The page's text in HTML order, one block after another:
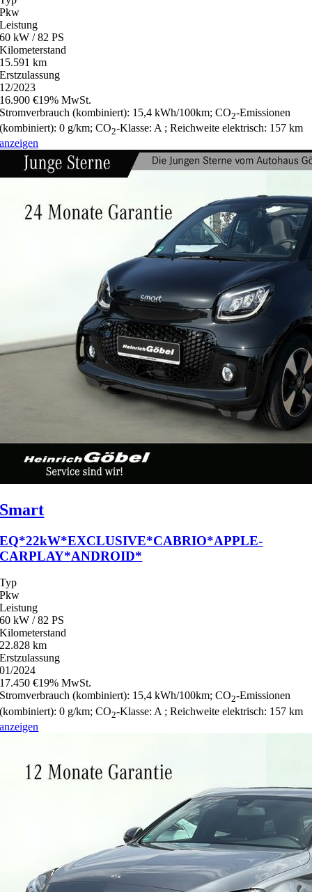
Pkw
Leistung
60 kW / 82 PS
Kilometerstand
15.591 km
Erstzulassung
12/2023
16.900 €19% MwSt.
Stromverbrauch (kombiniert): 15,4 kWh/100km;CO2-Emissionen
(kombiniert):0 g/km;CO2-Klasse: A ;Reichweite elektrisch: 157 km
anzeigen
Smart
EQ*22kW*EXCLUSIVE*CABRIO*APPLE-
CARPLAY*ANDROID*
Typ
Pkw
Leistung
60 kW / 82 PS
Kilometerstand
22.828 km
Erstzulassung
01/2024
17.450 €19% MwSt.
Stromverbrauch (kombiniert): 15,4 kWh/100km;CO2-Emissionen
(kombiniert):0 g/km;CO2-Klasse: A ;Reichweite elektrisch: 157 km
anzeigen